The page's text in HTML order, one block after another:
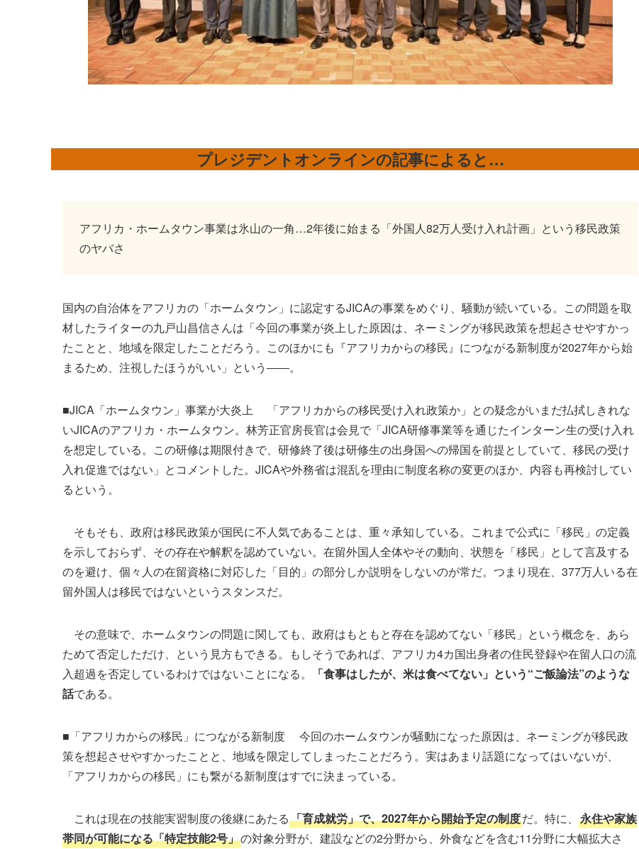
プレジデントオンラインの記事によると…
アフリカ・ホームタウン事業は氷山の一角…2年後に始まる「外国人82万人受け入れ計画」という移民政策
のヤバさ
国内の自治体をアフリカの「ホームタウン」に認定するJICAの事業をめぐり、騒動が続いている。この問題を取
材したライターの九戸山昌信さんは「今回の事業が炎上した原因は、ネーミングが移民政策を想起させやすかっ
たことと、地域を限定したことだろう。このほかにも『アフリカからの移民』につながる新制度が2027年から始
まるため、注視したほうがいい」という――。
■JICA「ホームタウン」事業が大炎上 「アフリカからの移民受け入れ政策か」との疑念がいまだ払拭しきれな
いJICAのアフリカ・ホームタウン。林芳正官房長官は会見で「JICA研修事業等を通じたインターン生の受け入れ
を想定している。この研修は期限付きで、研修終了後は研修生の出身国への帰国を前提としていて、移民の受け
入れ促進ではない」とコメントした。JICAや外務省は混乱を理由に制度名称の変更のほか、内容も再検討してい
るという。
そもそも、政府は移民政策が国民に不人気であることは、重々承知している。これまで公式に「移民」の定義
を示しておらず、その存在や解釈を認めていない。在留外国人全体やその動向、状態を「移民」として言及する
のを避け、個々人の在留資格に対応した「目的」の部分しか説明をしないのが常だ。つまり現在、377万人いる在
留外国人は移民ではないというスタンスだ。
その意味で、ホームタウンの問題に関しても、政府はもともと存在を認めてない「移民」という概念を、あら
ためて否定しただけ、という見方もできる。もしそうであれば、アフリカ4カ国出身者の住民登録や在留人口の流
入超過を否定しているわけではないことになる。
「食事はしたが、米は食べてない」という“ご飯論法”のような
話である。
■「アフリカからの移民」につながる新制度 今回のホームタウンが騒動になった原因は、ネーミングが移民政
策を想起させやすかったことと、地域を限定してしまったことだろう。実はあまり話題になってはいないが、
「アフリカからの移民」にも繋がる新制度はすでに決まっている。
これは現在の技能実習制度の後継にあたる「育成就労」で、2027年から開始予定の制度だ。特に、 永住や家族
帯同が可能になる「特定技能2号」の対象分野が、建設などの2分野から、外食などを含む11分野に大幅拡大さ